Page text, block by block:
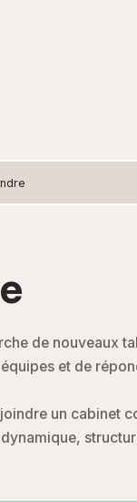
de nouveaux
et de
un cabinet